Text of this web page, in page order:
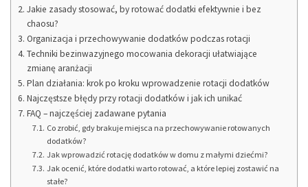
Jakie zasady stosować, by rotować dodatki efektywnie i bez
chaosu?
Organizacja i przechowywanie dodatków podczas rotacji
Techniki bezinwazyjnego mocowania dekoracji ułatwiające
zmianę aranżacji
Plan działania: krok po kroku wprowadzenie rotacji dodatków
Najczęstsze błędy przy rotacji dodatków i jak ich unikać
FAQ – najczęściej zadawane pytania
Co zrobić, gdy brakuje miejsca na przechowywanie rotowanych
dodatków?
Jak wprowadzić rotację dodatków w domu z małymi dziećmi?
Jak ocenić, które dodatki warto rotować, a które lepiej zostawić na
stałe?